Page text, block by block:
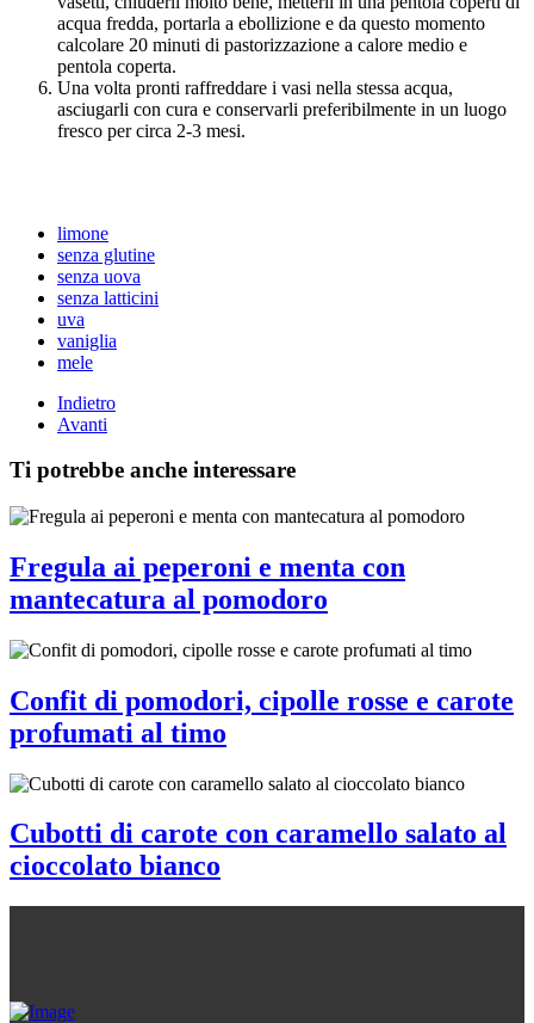
acqua fredda, portarla a ebollizione e da questo momento
calcolare 20 minuti di pastorizzazione a calore medio e
pentola coperta.
Una volta pronti raffreddare i vasi nella stessa acqua,
asciugarli con cura e conservarli preferibilmente in un luogo
fresco per circa 2-3 mesi.
limone
senza glutine
senza uova
senza latticini
uva
vaniglia
mele
Indietro
Avanti
Ti potrebbe anche interessare
Fregula ai peperoni e menta con
mantecatura al pomodoro
Confit di pomodori, cipolle rosse e carote
profumati al timo
Cubotti di carote con caramello salato al
cioccolato bianco